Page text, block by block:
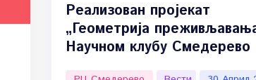
Реализован пројекат
„Геометрија
Научном клубу Смедерево